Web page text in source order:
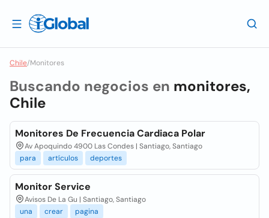
Chile/Monitores
Buscando negocios en monitores,
Chile
Monitores De Frecuencia Cardiaca Polar
Av Apoquindo 4900 Las Condes | Santiago, Santiago
para
artículos deportes
Monitor Service
Avisos De La Gu | Santiago, Santiago
una
crear pagina